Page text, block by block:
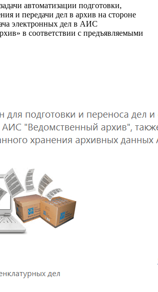
автоматизации подготовки,
и передачи дел в архив на стороне
электронных дел в АИС
в соответствии с предъявляемыми